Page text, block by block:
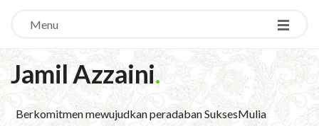
Menu
Jamil Azzaini.
Berkomitmen mewujudkan peradaban SuksesMulia